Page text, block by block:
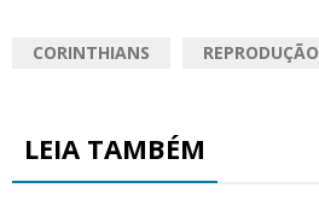
CORINTHIANS REPRODUÇÃO
LEIA TAMBÉM